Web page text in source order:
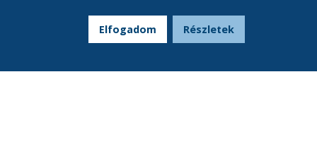
Elfogadom Részletek
Matrac 90x200 cm méretben
Kapcsolat